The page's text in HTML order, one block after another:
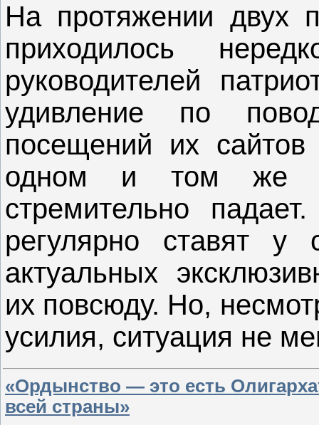
На протяжении двух
приходилось
руководителей
удивление по
посещений их
одном и том же
стремительно
регулярно ставят у
актуальных
их повсюду. Но,
усилия, ситуация не
«Ордынство — это есть
всей страны»